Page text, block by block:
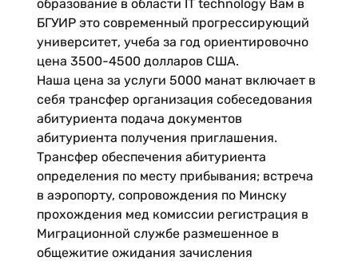
образование в области IT technology Вам в
БГУИР это современный прогрессирующий
университет, учеба за год ориентировочно
цена 3500-4500 долларов США.
Наша цена за услуги 5000 манат включает в
себя трансфер организация собеседования
абитуриента подача документов
абитуриента получения приглашения.
Трансфер обеспечения абитуриента
определения по месту прибывания; встреча
в аэропорту, сопровождения по Минску
прохождения мед комиссии регистрация в
Миграционной службе размешенное в
общежитие ожидания зачисления